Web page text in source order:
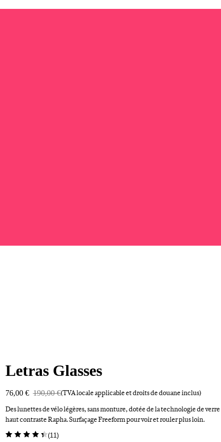
Letras Glasses
76,00 € 190,00 €(TVA locale applicable et droits de douane inclus)
Des lunettes de vélo légères, sans monture, dotée de la technologie de verre
haut contraste Rapha. Surfaçage Freeform pour voir et rouler plus loin.
(11)